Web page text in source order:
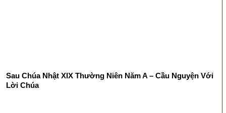
Sau Chúa Nhật XIX Thường Niên Năm A – Cầu Nguyện Với
Lời Chúa